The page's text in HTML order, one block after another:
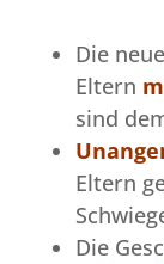
Die
Eltern
sind
Eltern
Die